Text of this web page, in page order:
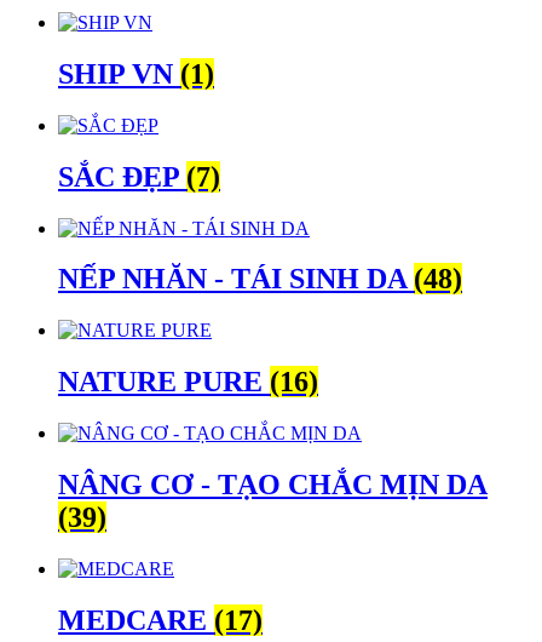
SHIP VN (1)
SẮC ĐẸP (7)
NẾP NHĂN - TÁI SINH DA(48)
NATURE PURE (16)
NÂNG CƠ - TẠO CHẮC MỊN DA
(39)
MEDCARE (17)